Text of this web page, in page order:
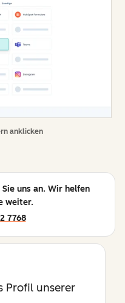
anklicken
Sie uns an. Wir helfen
weiter.
7768
Profil unserer